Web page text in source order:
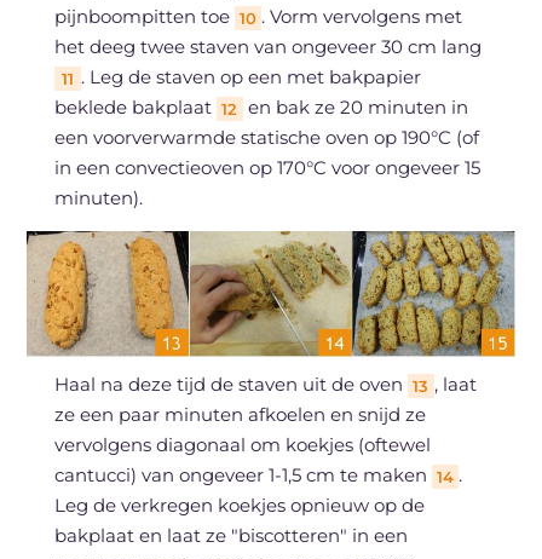
pijnboompitten toe 10 . Vorm vervolgens met
het deeg twee staven van ongeveer 30 cm lang
11 . Leg de staven op een met bakpapier
beklede bakplaat 12
en bak ze 20 minuten in
een voorverwarmde statische oven op 190°C (of
in een convectieoven op 170°C voor ongeveer 15
minuten).
Haal na deze tijd de staven uit de oven 13 , laat
ze een paar minuten afkoelen en snijd ze
vervolgens diagonaal om koekjes (oftewel
cantucci) van ongeveer 1-1,5 cm te maken 14 .
Leg de verkregen koekjes opnieuw op de
bakplaat en laat ze "biscotteren" in een